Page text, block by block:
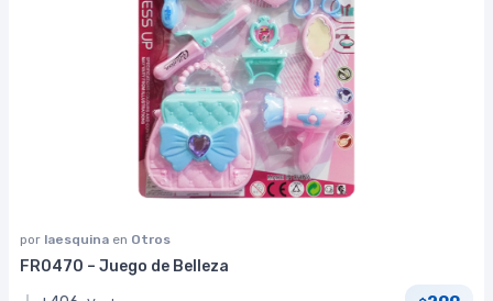
por laesquina en Otros
FR0470 – Juego de Belleza